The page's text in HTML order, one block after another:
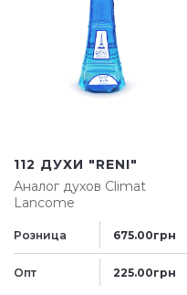
112 ДУХИ "RENI"
Аналог духов Climat
Lancome
Розница 675.00грн
Опт 225.00грн